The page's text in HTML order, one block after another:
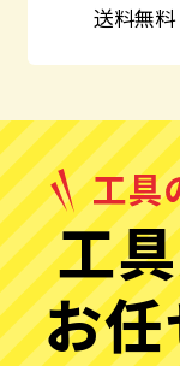
送料無料
工
お